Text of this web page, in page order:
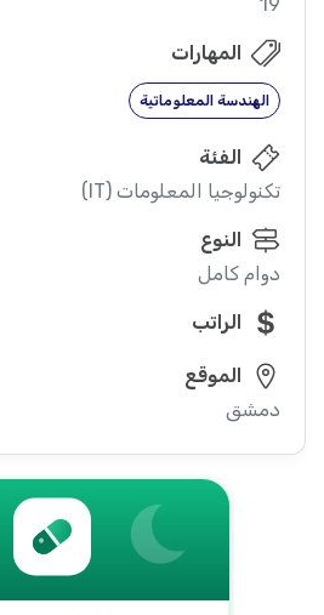
المهارات
الهندسة المعلوماتية
الفئة
تكنولوجيا المعلومات (IT)
النوع
دوام كامل
الراتب
الموقع
دمشق